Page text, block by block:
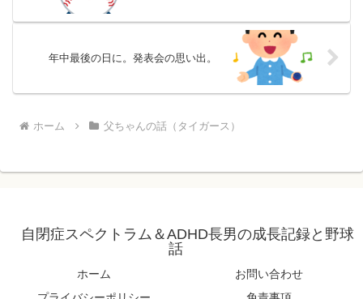
年中最後の日に。発表会の思い出。
ホーム 父ちゃんの話（タイガース）
自閉症スペクトラム＆ADHD長男の成長記録と野球
話
ホーム
お問い合わせ